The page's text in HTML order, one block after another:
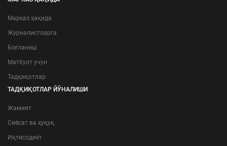
( [result] => 186 [percent] => 81.22 ) [Кўпроқ ижобий] => Array (
=> 3.93 ) [Бетараф] => Array ( [result] => 7 [percent] => 3.06 ) [Салбий]
Марказ ҳақида
Журналистларга
Боғланиш
Матбуот учун
Тадқиқотлар
ТАДҚИҚОТЛАР ЙЎНАЛИШИ
Жамият
Сиёсат ва ҳуқуқ
Иқтисодиёт